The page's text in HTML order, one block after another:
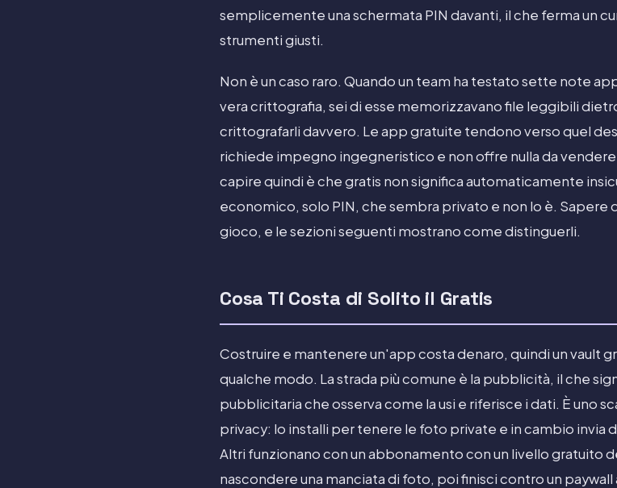
semplicemente una schermata PIN davanti, il che ferma un
strumenti giusti.
Non è un caso raro. Quando un team ha testato sette note
vera crittografia, sei di esse memorizzavano file leggibili
crittografarli davvero. Le app gratuite tendono verso quel
richiede impegno ingegneristico e non offre nulla da
capire quindi è che gratis non significa automaticamente
economico, solo PIN, che sembra privato e non lo è. Sapere
gioco, e le sezioni seguenti mostrano come distinguerli.
Cosa Ti Costa di Solito il Gratis
Costruire e mantenere un'app costa denaro, quindi un vault
qualche modo. La strada più comune è la pubblicità, il che
pubblicitaria che osserva come la usi e riferisce i dati. È uno
privacy: lo installi per tenere le foto private e in cambio invia
Altri funzionano con un abbonamento con un livello gratuito
nascondere una manciata di foto, poi finisci contro un